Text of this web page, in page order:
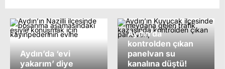
Aydın’da ‘evi
yakarım’ diye
Aydın’da
kontrolden çıkan
panelvan su
kanalına düştü!